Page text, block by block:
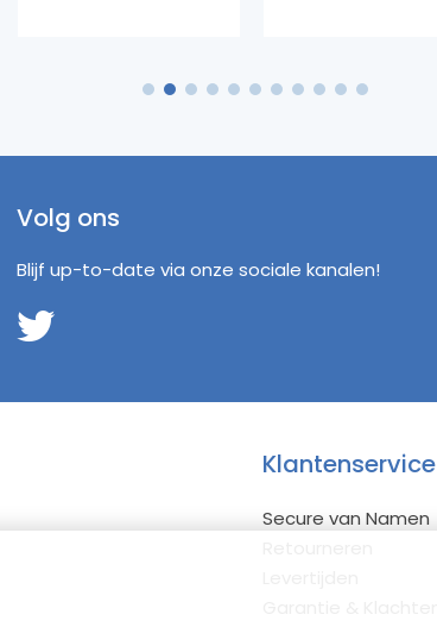
1 2 3 4 5 6 7 8 9 10 11
Volg ons
Blijf up-to-date via onze sociale kanalen!
Klantenservice
Secure van Namen